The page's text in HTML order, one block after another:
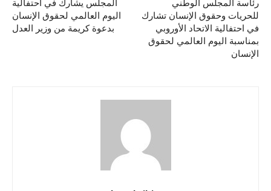
المجلس يشارك في احتفالية
اليوم العالمي لحقوق الإنسان
بدعوة كريمة من وزير العدل
رئاسة المجلس الوطني
للحريات وحقوق الإنسان تشارك
في احتفالية الاتحاد الأوروبي
بمناسبة اليوم العالمي لحقوق
الإنسان